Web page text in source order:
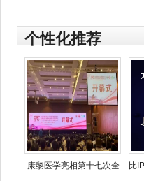
个性化推荐
康黎医学亮相第十七次全 比